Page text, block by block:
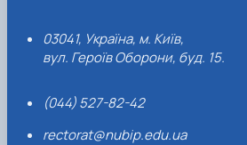
03041, Україна, м. Київ,
вул. Героїв Оборони, буд. 15.
(044) 527-82-42
rectorat@nubip.edu.ua